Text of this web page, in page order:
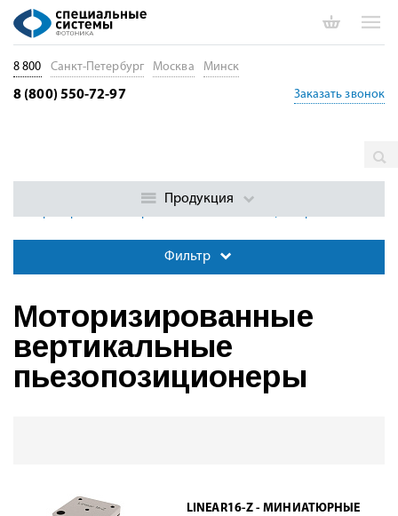
Пьезоэлектрические позиционеры
Фильтр
Моторизированные
вертикальные
пьезопозиционеры
LINEAR16-Z - МИНИАТЮРНЫЕ
8 800 Санкт-Петербург Москва Минск
8 (800) 550-72-97 Заказать звонок
Продукция